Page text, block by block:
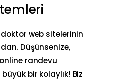
web sitelerinin
Düşünsenize,
online randevu
bir kolaylık! Biz